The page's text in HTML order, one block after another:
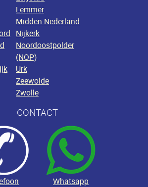
Lemmer
Midden Nederland
Nijkerk
Noordoostpolder
(NOP)
Urk
Zeewolde
Zwolle
CONTACT
Whatsapp